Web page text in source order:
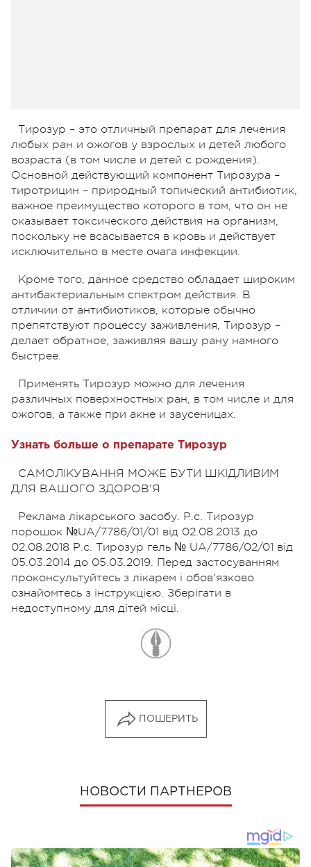
Тирозур – это отличный препарат для лечения
любых ран и ожогов у взрослых и детей любого
возраста (в том числе и детей с рождения).
Основной действующий компонент Тирозура –
тиротрицин – природный топический антибиотик,
важное преимущество которого в том, что он не
оказывает токсического действия на организм,
поскольку не всасывается в кровь и действует
исключительно в месте очага инфекции.
Кроме того, данное средство обладает широким
антибактериальным спектром действия. В
отличии от антибиотиков, которые обычно
препятствуют процессу заживления, Тирозур –
делает обратное, заживляя вашу рану намного
быстрее.
Применять Тирозур можно для лечения
различных поверхностных ран, в том числе и для
ожогов, а также при акне и заусеницах.
Узнать больше о препарате Тирозур
САМОЛІКУВАННЯ МОЖЕ БУТИ ШКІДЛИВИМ
ДЛЯ ВАШОГО ЗДОРОВ'Я
Реклама лiкарського засобу. Р.с. Тирозур
порошок №UA/7786/01/01 вiд 02.08.2013 до
02.08.2018 Р.с. Тирозур гель № UA/7786/02/01 від
05.03.2014 до 05.03.2019. Перед застосуванням
проконсультуйтесь з лiкарем i обов'язково
ознайомтесь з iнструкцiєю. Зберігати в
недоступному для дітей місці.
ПОШЕРИТЬ
НОВОСТИ ПАРТНЕРОВ